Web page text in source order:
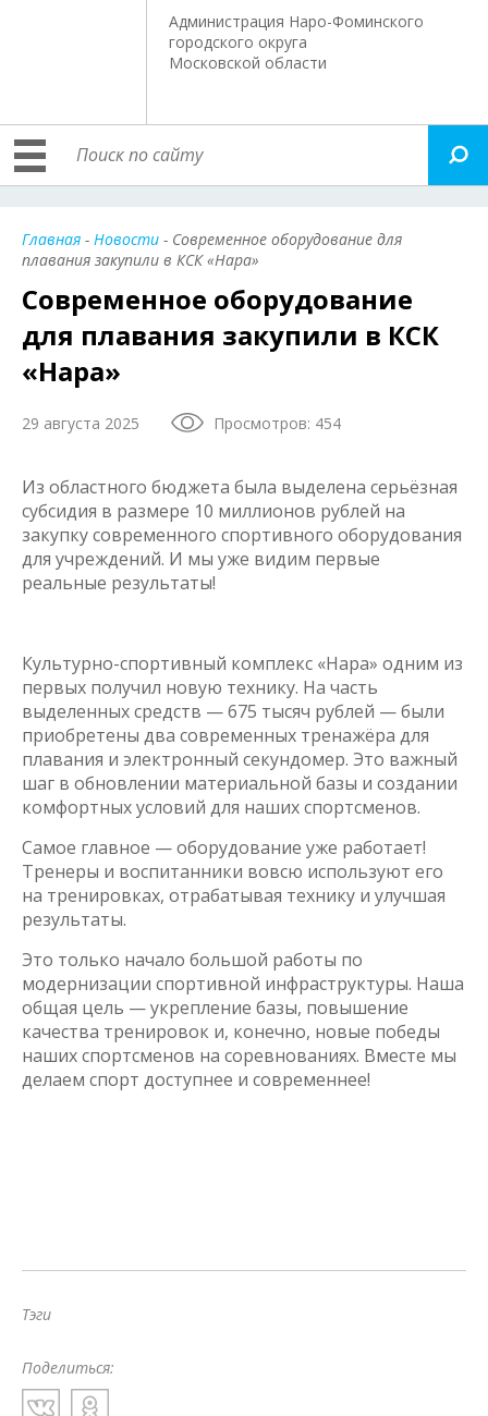
Администрация Наро-Фоминского
городского округа
Московской области
Главная - Новости - Современное оборудование для
плавания закупили в КСК «Нара»
Современное оборудование
для плавания закупили в КСК
«Нара»
29 августа 2025 Просмотров: 454
Из областного бюджета была выделена серьёзная
субсидия в размере 10 миллионов рублей на
закупку современного спортивного оборудования
для учреждений. И мы уже видим первые
реальные результаты!
Культурно-спортивный комплекс «Нара» одним из
первых получил новую технику. На часть
выделенных средств — 675 тысяч рублей — были
приобретены два современных тренажёра для
плавания и электронный секундомер. Это важный
шаг в обновлении материальной базы и создании
комфортных условий для наших спортсменов.
Самое главное — оборудование уже работает!
Тренеры и воспитанники вовсю используют его
на тренировках, отрабатывая технику и улучшая
результаты.
Это только начало большой работы по
модернизации спортивной инфраструктуры. Наша
общая цель — укрепление базы, повышение
качества тренировок и, конечно, новые победы
наших спортсменов на соревнованиях. Вместе мы
делаем спорт доступнее и современнее!
Тэги
Поделиться: